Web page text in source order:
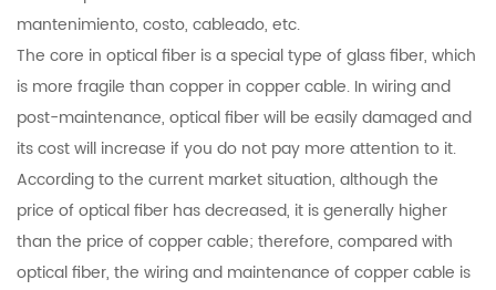
mantenimiento, costo, cableado, etc.
The core in optical fiber is a special type of glass fiber, which
is more fragile than copper in copper cable. In wiring and
post-maintenance, optical fiber will be easily damaged and
its cost will increase if you do not pay more attention to it.
According to the current market situation, although the
price of optical fiber has decreased, it is generally higher
than the price of copper cable; therefore, compared with
optical fiber, the wiring and maintenance of copper cable is